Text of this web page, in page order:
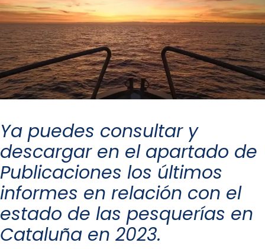
Ya puedes consultar y
descargar en el apartado de
Publicaciones los últimos
informes en relación con el
estado de las pesquerías en
Cataluña en 2023.